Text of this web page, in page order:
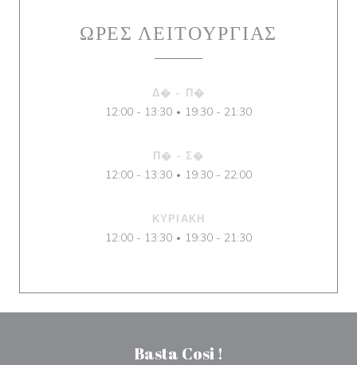
ΏΡΕΣ ΛΕΙΤΟΥΡΓΊΑΣ
Δ� - Π�
12:00 - 13:30 • 19:30 - 21:30
Π� - Σ�
12:00 - 13:30 • 19:30 - 22:00
ΚΥΡΙΑΚΉ
12:00 - 13:30 • 19:30 - 21:30
Basta Cosi !